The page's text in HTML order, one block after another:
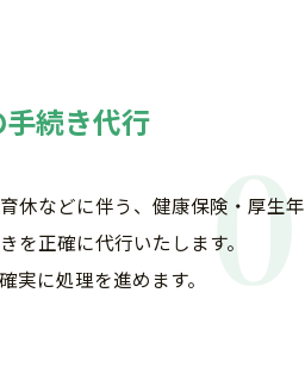
続き代行 01
休などに伴う、健康保険・厚生年
を正確に代行いたします。
実に処理を進めます。